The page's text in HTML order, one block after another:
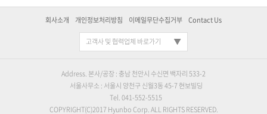
회사소개 개인정보처리방침 이메일무단수집거부 Contact Us
고객사 및 협력업체 바로가기
Address. 본사/공장 : 충남 천안시 수신면 백자리 533-2
서울사무소 : 서울시 양천구 신월3동 45-7 현보빌딩
Tel. 041-552-5515
COPYRIGHT(C)2017 Hyunbo Corp. ALL RIGHTS RESERVED.